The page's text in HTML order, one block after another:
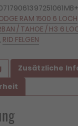
RAM 1500 6 LOCH
/ TAHOE / H3 6
, RID FELGEN
Zusätzliche